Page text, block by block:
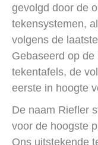
gevolgd door de
tekensystemen,
volgens de
Gebaseerd op
tekentafels, de
eerste in hoogte
De naam Riefler
voor de hoogste
Ons uitstekende